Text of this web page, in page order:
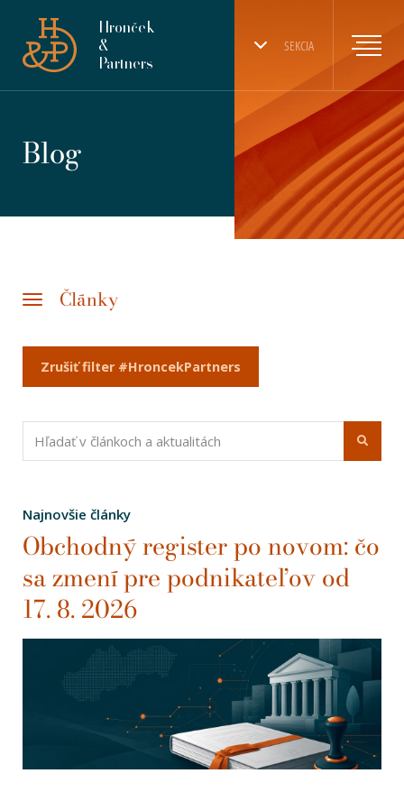
SEKCIA
Hronček
&
Partners
Blog
Články
Zrušiť filter #HroncekPartners
Najnovšie články
Obchodný register po novom: čo
sa zmení pre podnikateľov od
17. 8. 2026